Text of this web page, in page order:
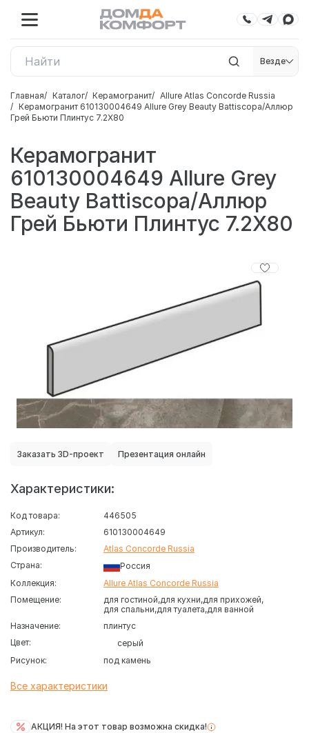
Везде
Главная Каталог Керамогранит
Allure Atlas Concorde Russia
Керамогранит 610130004649 Allure Grey Beauty Battiscopa/Аллюр
Грей Бьюти Плинтус 7.2X80
Керамогранит
610130004649 Allure Grey
Beauty Battiscopa/Аллюр
Грей Бьюти Плинтус 7.2X80
Заказать 3D-проект Презентация онлайн
Характеристики:
Код товара:
446505
Артикул:
610130004649
Производитель:
Atlas Concorde Russia
Страна:
Россия
Коллекция:
Allure Atlas Concorde Russia
Помещение:
для гостиной для кухни для прихожей
для спальни для туалета для ванной
Назначение:
плинтус
Цвет:
серый
Рисунок:
под камень
Все характеристики
АКЦИЯ! На этот товар возможна скидка!